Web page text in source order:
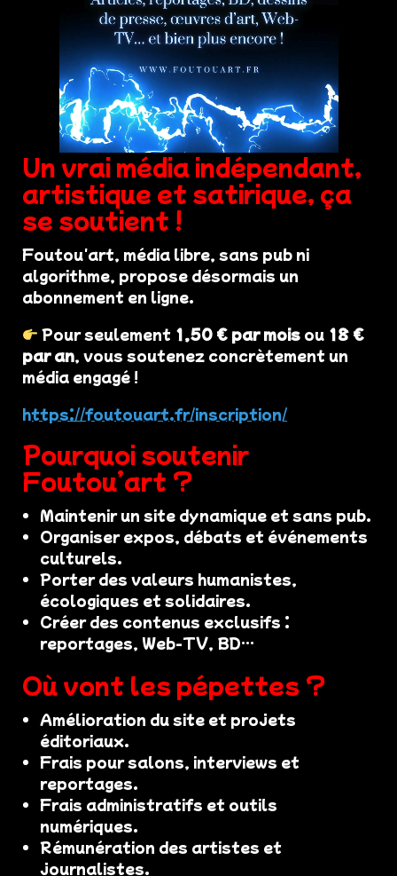
Un vrai média indépendant,
artistique et satirique, ça
se soutient !
Foutou'art, média libre, sans pub ni
algorithme, propose désormais un
abonnement en ligne.
Pour seulement 1,50 € par mois ou 18 €
par an, vous soutenez concrètement un
média engagé !
https://foutouart.fr/inscription/
Pourquoi soutenir
Foutou’art ?
Maintenir un site dynamique et sans pub.
Organiser expos, débats et événements
culturels.
Porter des valeurs humanistes,
écologiques et solidaires.
Créer des contenus exclusifs :
reportages, Web-TV, BD…
Où vont les pépettes ?
Amélioration du site et projets
éditoriaux.
Frais pour salons, interviews et
reportages.
Frais administratifs et outils
numériques.
Rémunération des artistes et
journalistes.